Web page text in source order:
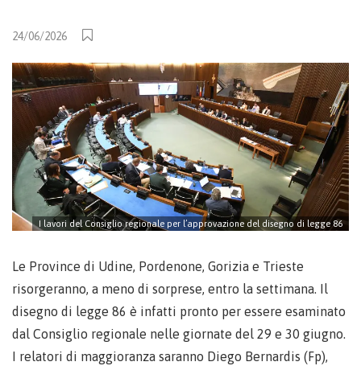
24/06/2026
I lavori del Consiglio regionale per l’approvazione del disegno di legge 86
Le Province di Udine, Pordenone, Gorizia e Trieste
risorgeranno, a meno di sorprese, entro la settimana. Il
disegno di legge 86 è infatti pronto per essere esaminato
dal Consiglio regionale nelle giornate del 29 e 30 giugno.
I relatori di maggioranza saranno Diego Bernardis (Fp),